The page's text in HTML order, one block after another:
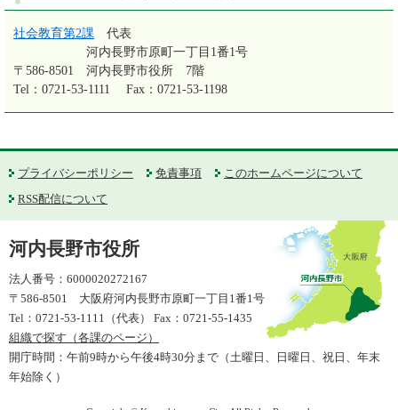
社会教育第2課 代表
〒586-8501
河内長野市原町一丁目1番1号
河内長野市役所 7階
Tel：0721-53-1111
Fax：0721-53-1198
プライバシーポリシー 免責事項
このホームページについて
RSS配信について
河内長野市役所
法人番号：6000020272167
〒586-8501 大阪府河内長野市原町一丁目1番1号
Tel：0721-53-1111（代表） Fax：0721-55-1435
組織で探す（各課のページ）
開庁時間：午前9時から午後4時30分まで（土曜日、日曜日、祝日、年末
年始除く）